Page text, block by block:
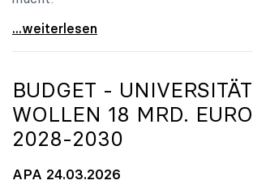
uniko zu FORWIT-Analyse: Wichtige
...weiterlesen
BUDGET -
WOLLEN 18 MRD.
2028-2030
APA 24.03.2026